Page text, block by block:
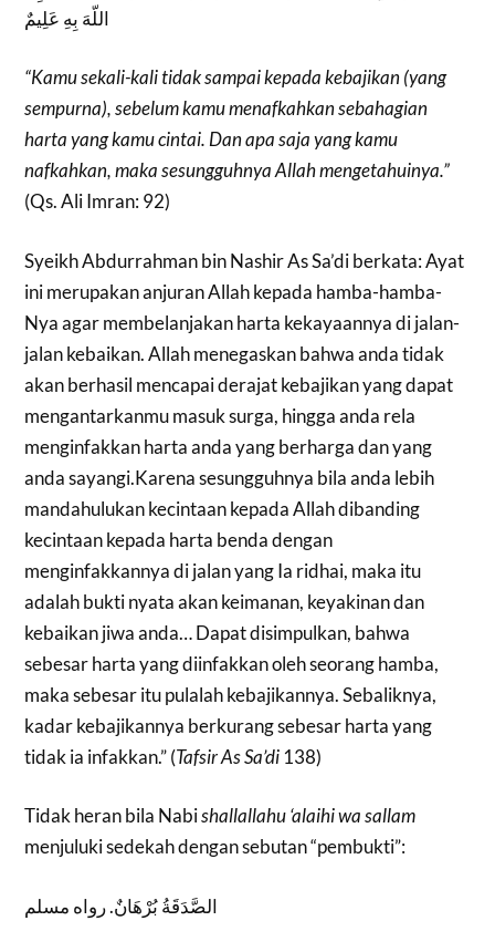
اللّهَ بِهِ عَلِيمٌ
“Kamu sekali-kali tidak sampai kepada kebajikan (yang
sempurna), sebelum kamu menafkahkan sebahagian
harta yang kamu cintai. Dan apa saja yang kamu
nafkahkan, maka sesungguhnya Allah mengetahuinya.”
(Qs. Ali Imran: 92)
Syeikh Abdurrahman bin Nashir As Sa’di berkata: Ayat
ini merupakan anjuran Allah kepada hamba-hamba-
Nya agar membelanjakan harta kekayaannya di jalan-
jalan kebaikan. Allah menegaskan bahwa anda tidak
akan berhasil mencapai derajat kebajikan yang dapat
mengantarkanmu masuk surga, hingga anda rela
menginfakkan harta anda yang berharga dan yang
anda sayangi.Karena sesungguhnya bila anda lebih
mandahulukan kecintaan kepada Allah dibanding
kecintaan kepada harta benda dengan
menginfakkannya di jalan yang Ia ridhai, maka itu
adalah bukti nyata akan keimanan, keyakinan dan
kebaikan jiwa anda… Dapat disimpulkan, bahwa
sebesar harta yang diinfakkan oleh seorang hamba,
maka sebesar itu pulalah kebajikannya. Sebaliknya,
kadar kebajikannya berkurang sebesar harta yang
tidak ia infakkan.” (Tafsir As Sa’di 138)
Tidak heran bila Nabishallallahu ‘alaihi wa sallam
menjuluki sedekah dengan sebutan “pembukti”:
الصَّدَقَةُ بُرْهَانٌ. رواه مسلم